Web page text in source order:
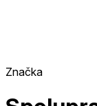
Značka